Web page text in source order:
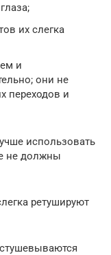
их слегка
и
они не
переходов и
использовать
не должны
ретушируют